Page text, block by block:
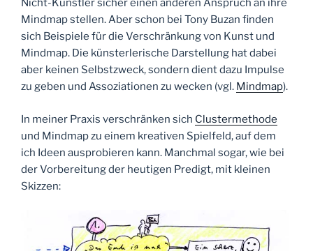
Nicht-Künstler sicher einen anderen Anspruch an ihre
Mindmap stellen. Aber schon bei Tony Buzan finden
sich Beispiele für die Verschränkung von Kunst und
Mindmap. Die künsterlerische Darstellung hat dabei
aber keinen Selbstzweck, sondern dient dazu Impulse
zu geben und Assoziationen zu wecken (vgl. Mindmap).
In meiner Praxis verschränken sich Clustermethode
und Mindmap zu einem kreativen Spielfeld, auf dem
ich Ideen ausprobieren kann. Manchmal sogar, wie bei
der Vorbereitung der heutigen Predigt, mit kleinen
Skizzen: